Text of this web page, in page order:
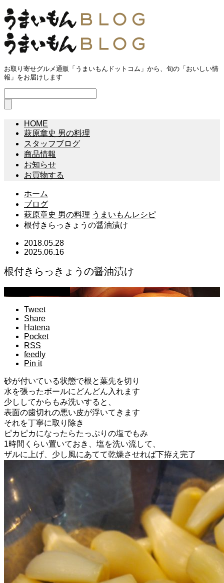
お取り寄せグルメ通販「うまいもんドットコム」から、旬の「おいしい情
報」をお届けします
HOME
萩原章史 男の料理
スタッフブログ
商品情報
お知らせ
お買物する
ホーム
ブログ
萩原章史 男の料理 うまいもんレシピ
根付きらっきょうの醤油漬け
2018.05.28
2025.06.16
根付きらっきょうの醤油漬け
Tweet
Share
Hatena
Pocket
RSS
feedly
Pin it
砂が付いている状態で根と葉先を切り
水を張ったボールにどんどん入れます
少ししてからもみ洗いすると、
表面の歯切れの悪い皮が浮いてきます
それを丁寧に取り除き
ピカピカになったらたっぷりの塩でもみ
1時間くらい置いておき、塩を洗い流して、
ザルに上げ、少し風にあてて乾燥させれば下拵え完了